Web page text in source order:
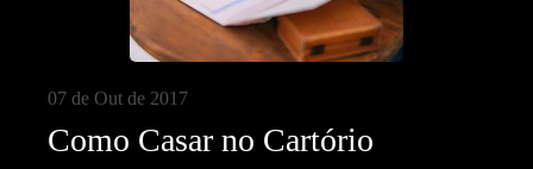
07 de Out de 2017
Como Casar no Cartório